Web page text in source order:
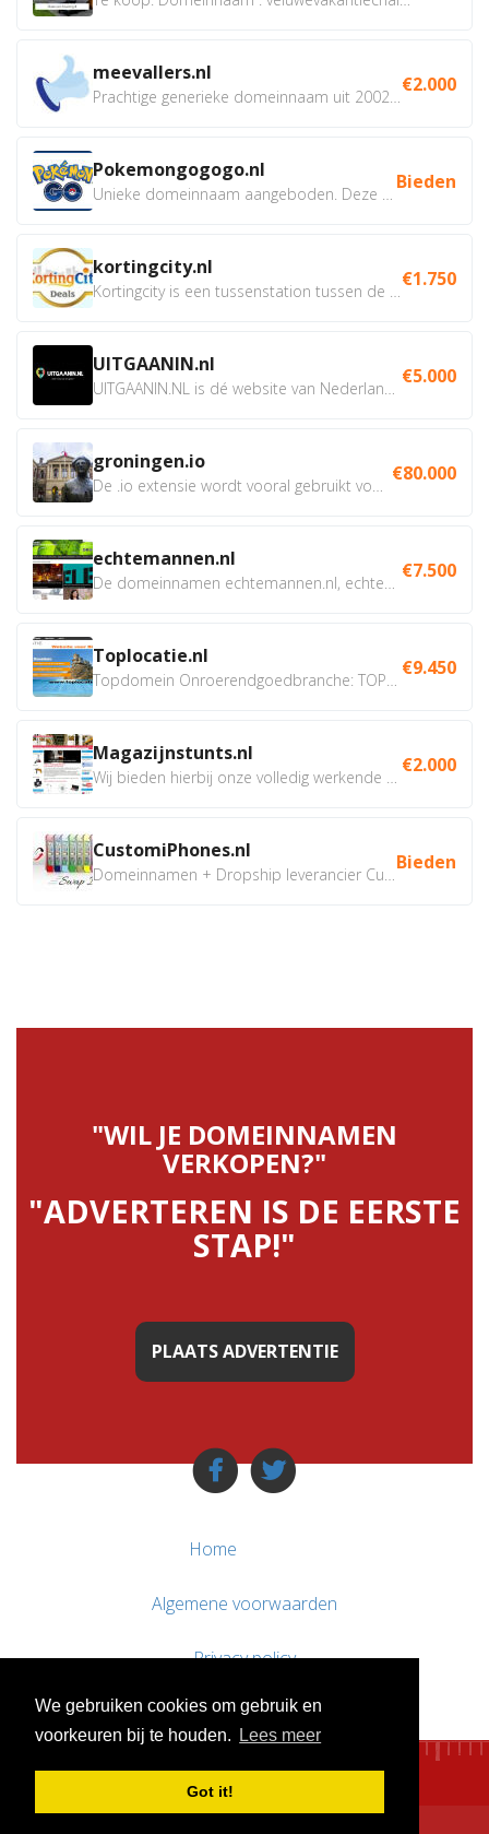
We gebruiken cookies om gebruik en
voorkeuren bij te houden.
Lees meer
Got it!
meevallers.nl €2.000
Pokemongogogo.nl Bieden
kortingcity.nl €1.750
UITGAANIN.nl €5.000
groningen.io €80.000
echtemannen.nl €7.500
Toplocatie.nl €9.450
Magazijnstunts.nl €2.000
CustomiPhones.nl Bieden
"WIL JE DOMEINNAMEN
VERKOPEN?"
"ADVERTEREN IS DE EERSTE
STAP!"
PLAATS ADVERTENTIE
Home
Algemene voorwaarden
Privacy policy
Contact / Support